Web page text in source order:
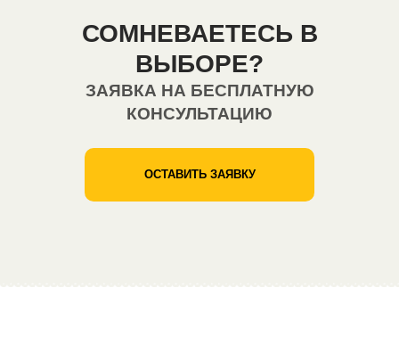
СОМНЕВАЕТЕСЬ В
ВЫБОРЕ?
ЗАЯВКА НА БЕСПЛАТНУЮ
КОНСУЛЬТАЦИЮ
ОСТАВИТЬ ЗАЯВКУ